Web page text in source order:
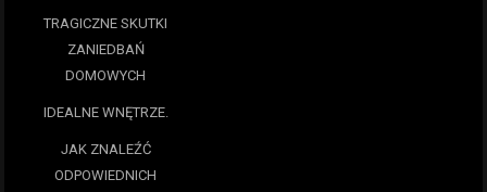
TRAGICZNE SKUTKI
ZANIEDBAŃ
DOMOWYCH
IDEALNE WNĘTRZE.
JAK ZNALEŹĆ
ODPOWIEDNICH